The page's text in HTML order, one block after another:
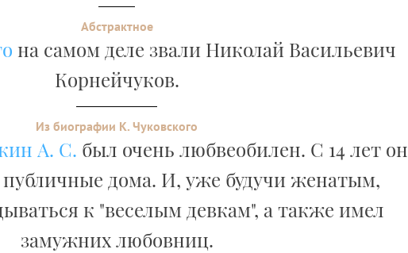
Абстрактное
на самом деле звали Николай Васильевич
Корнейчуков.
Из биографии К. Чуковского
А. С. был очень любвеобилен. С 14 лет он
дома. И, уже будучи женатым,
к "веселым девкам", а также имел
замужних любовниц.